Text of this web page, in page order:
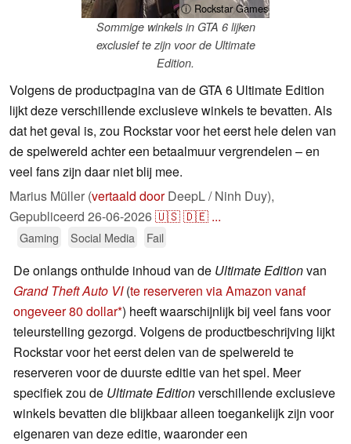
ⓘ Rockstar Games
Sommige winkels in GTA 6 lijken
exclusief te zijn voor de Ultimate
Edition.
Volgens de productpagina van de GTA 6 Ultimate Edition
lijkt deze verschillende exclusieve winkels te bevatten. Als
dat het geval is, zou Rockstar voor het eerst hele delen van
de spelwereld achter een betaalmuur vergrendelen – en
veel fans zijn daar niet blij mee.
Marius Müller (vertaald doorDeepL / Ninh Duy),
Gepubliceerd 26-06-2026🇺🇸🇩🇪 ...
Gaming Social Media Fail
De onlangs onthulde inhoud van de Ultimate Editionvan
Grand Theft Auto VI(te reserveren via Amazon vanaf
ongeveer 80 dollar ) heeft waarschijnlijk bij veel fans voor
teleurstelling gezorgd. Volgens de productbeschrijving lijkt
Rockstar voor het eerst delen van de spelwereld te
reserveren voor de duurste editie van het spel. Meer
specifiek zou de Ultimate Editionverschillende exclusieve
winkels bevatten die blijkbaar alleen toegankelijk zijn voor
eigenaren van deze editie, waaronder een